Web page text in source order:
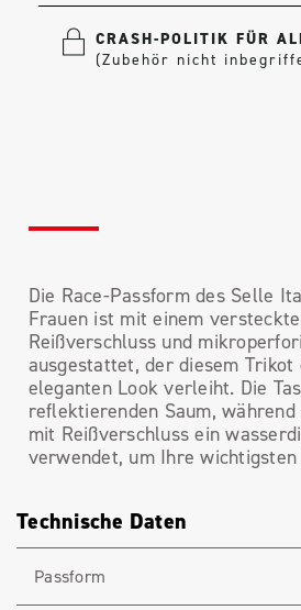
CRASH-POLITIK FÜR
(Zubehör nicht
Die Race-Passform des Selle
Frauen ist mit einem
Reißverschluss und
ausgestattet, der diesem
eleganten Look verleiht. Die
reflektierenden Saum, während
mit Reißverschluss ein
verwendet, um Ihre wichtigsten
Technische Daten
Passform